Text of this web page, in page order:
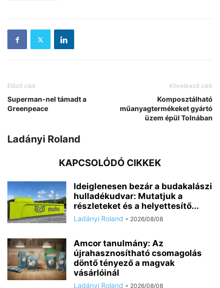
Előző cikk
Superman-nel támadt a
Greenpeace
Következő cikk
Komposztálható
műanyagtermékeket gyártó
üzem épül Tolnában
Ladányi Roland
KAPCSOLÓDÓ CIKKEK
Ideiglenesen bezár a budakalászi
hulladékudvar: Mutatjuk a
részleteket és a helyettesítő...
Ladányi Roland - 2026/08/08
Amcor tanulmány: Az
újrahasznosítható csomagolás
döntő tényező a magvak
vásárlóinál
Ladányi Roland - 2026/08/08